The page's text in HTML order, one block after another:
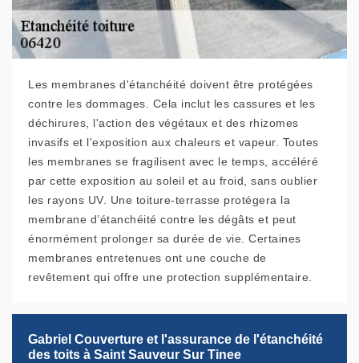
Les membranes d'étanchéité doivent être protégées
contre les dommages. Cela inclut les cassures et les
déchirures, l'action des végétaux et des rhizomes
invasifs et l'exposition aux chaleurs et vapeur. Toutes
les membranes se fragilisent avec le temps, accéléré
par cette exposition au soleil et au froid, sans oublier
les rayons UV. Une toiture-terrasse protégera la
membrane d’étanchéité contre les dégâts et peut
énormément prolonger sa durée de vie. Certaines
membranes entretenues ont une couche de
revêtement qui offre une protection supplémentaire.
Gabriel Couverture et l'assurance de l'étanchéité
des toits à Saint Sauveur Sur Tinee